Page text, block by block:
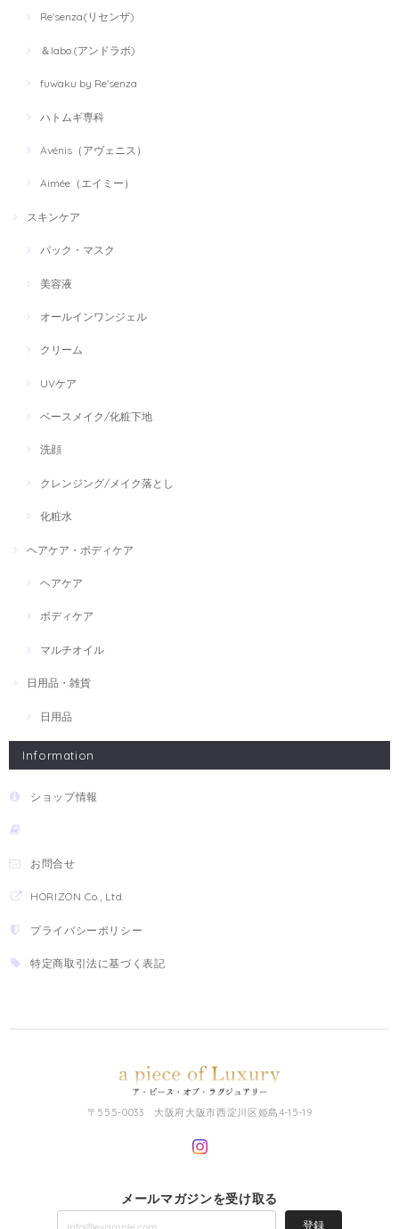
Re'senza(リセンザ)
＆labo.(アンドラボ)
fuwaku by Re'senza
ハトムギ専科
Avénis（アヴェニス）
Aimée（エイミー）
スキンケア
パック・マスク
美容液
オールインワンジェル
クリーム
UVケア
ベースメイク/化粧下地
洗顔
クレンジング/メイク落とし
化粧水
ヘアケア・ボディケア
ヘアケア
ボディケア
マルチオイル
日用品・雑貨
日用品
Information
ショップ情報
お問合せ
HORIZON Co., Ltd.
プライバシーポリシー
特定商取引法に基づく表記
〒555-0033 大阪府大阪市西淀川区姫島4-15-19
メールマガジンを受け取る
登録